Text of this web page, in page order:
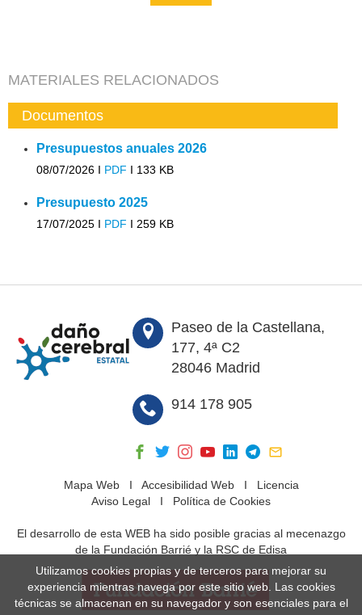
MATERIALES RELACIONADOS
Documentos
Presupuestos anuales 2026
08/07/2026 I PDF I 133 KB
Presupuesto 2025
17/07/2025 I PDF I 259 KB
Paseo de la Castellana,
177, 4ª C2
28046 Madrid
914 178 905
Mapa WebI Accesibilidad WebI Licencia
Aviso Legal I Política de Cookies
El desarrollo de esta WEB ha sido posible gracias al mecenazgo
de la Fundación Barrié y la RSC de Edisa
Utilizamos cookies propias y de terceros para mejorar su
experiencia mientras navega por este sitio web. Las cookies
técnicas se almacenan en su navegador y son esenciales para el